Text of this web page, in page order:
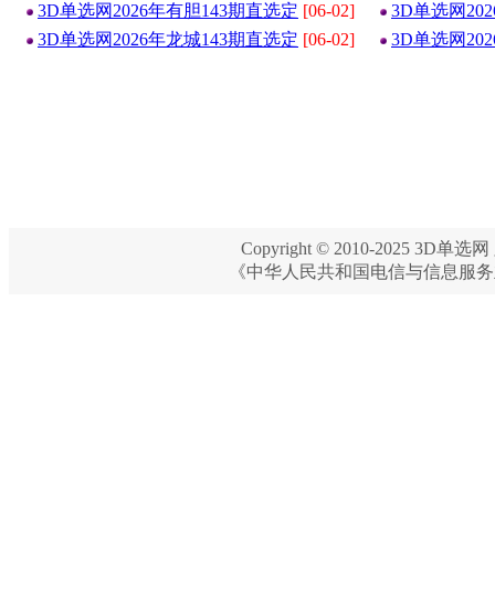
3D单选网2026年有胆143期直选定 [06-02]
3D单选网
3D单选网2026年龙城143期直选定 [06-02] 3D单选网
Copyright © 2010-2025 3D单选网
《中华人民共和国电信与信息服